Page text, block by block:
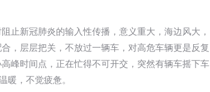
止新冠肺炎的输入性传播，意义重大，海边风大，
，层层把关，不放过一辆车，对高危车辆更是反复
峰时间点，正在忙得不可开交，突然有辆车摇下车
暖，不觉疲惫。